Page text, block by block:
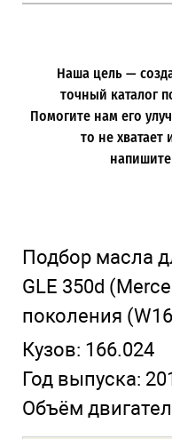
Наша цель —
точный каталог
Помогите нам его
то не хватает
Подбор масла
GLE 350d
поколения
Кузов: 166.024
Год выпуска:
Объём